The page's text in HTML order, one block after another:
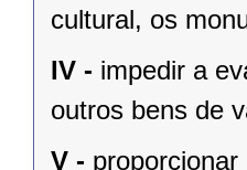
cultural, os
IV - impedir a
outros bens de
V -